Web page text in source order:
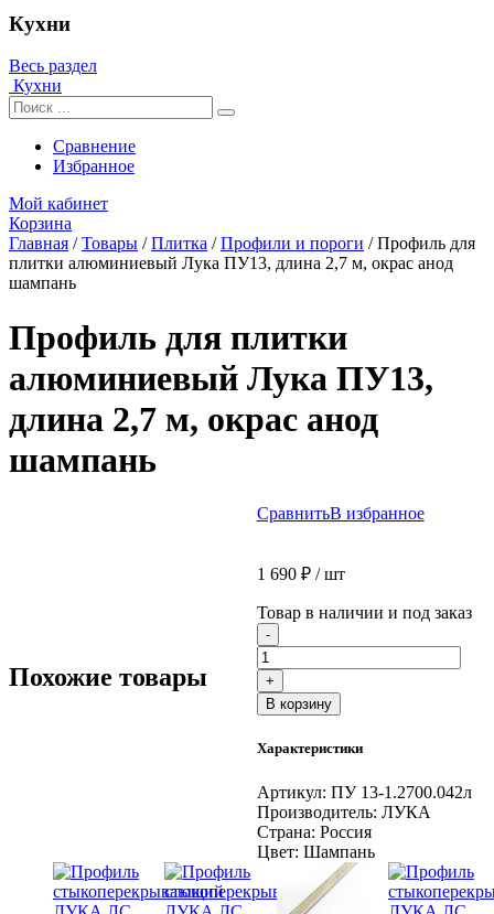
Кухни
Весь раздел
Кухни
Сравнение
Избранное
Мой кабинет
Корзина
Главная /Товары /Плитка /Профили и пороги /Профиль для
плитки алюминиевый Лука ПУ13, длина 2,7 м, окрас анод
шампань
Профиль для плитки
алюминиевый Лука ПУ13,
длина 2,7 м, окрас анод
шампань
СравнитьВ избранное
1 690 ₽/ шт
Товар в наличии и под заказ
- Количество
товара
Профиль
для
плитки
Лука
длина
2,7
м,
окрас
шампань
+
В корзину
Характеристики
Артикул: ПУ 13-1.2700.042л
Производитель: ЛУКА
Страна: Россия
Цвет: Шампань
Похожие товары